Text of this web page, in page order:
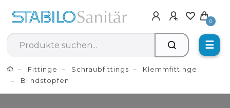
0
☰
Fittinge Schraubfittings
Klemmfittinge
Blindstopfen